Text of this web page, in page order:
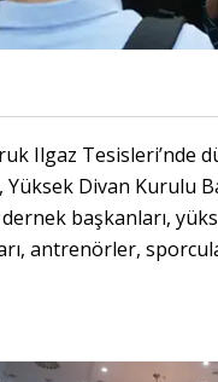
Ilgaz Tesisleri’nde
, Yüksek Divan Kurulu
başkanları,
antrenörler,